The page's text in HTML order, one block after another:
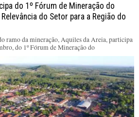
do 1º Fórum de Mineração do
do Setor para a Região do
ramo da mineração, Aquiles da Areia, participa
do 1º Fórum de Mineração do